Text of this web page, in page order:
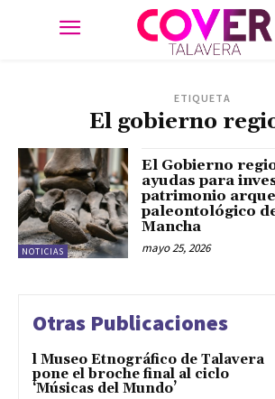
ETIQUETA
El gobierno
NOTICIAS
El Gobierno
ayudas para
patrimonio
paleontológico
Mancha
mayo 25, 2026
Otras Publicaciones
l Museo Etnográfico de Talavera
pone el broche final al ciclo
‘Músicas del Mundo’